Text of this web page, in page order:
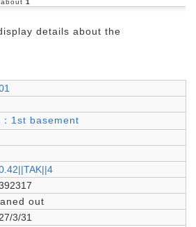
1
details about the
1st basement
out
3/31